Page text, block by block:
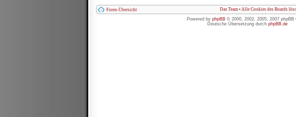
Foren-Übersicht Das Team • Alle Cookies des Boards
Powered by phpBB © 2000, 2002, 2005, 2007 phpBB
Deutsche Übersetzung durch phpBB.de